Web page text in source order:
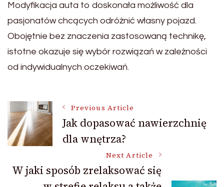
Modyfikacja auta to doskonała możliwość dla
pasjonatów chcących odróżnić własny pojazd.
Obojętnie bez znaczenia zastosowaną technikę,
istotne okazuje się wybór rozwiązań w zależności
od indywidualnych oczekiwań.
Post
Navigation
Previous Article
Jak dopasować nawierzchnię
dla wnętrza?
Next Article
W jaki sposób zrelaksować się